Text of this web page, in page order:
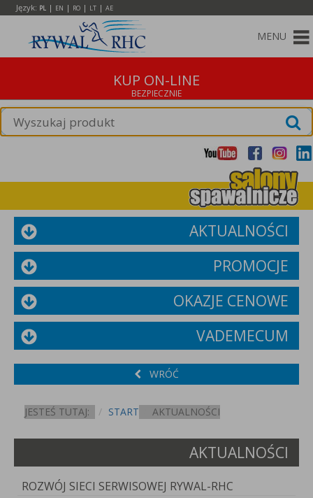
Język: PL | EN | RO | LT | AE
MENU
KUP ON-LINE
AKTUALNOŚCI
PROMOCJE
OKAZJE CENOWE
VADEMECUM
WRÓĆ
JESTEŚ TUTAJ: START AKTUALNOŚCI
AKTUALNOŚCI
ROZWÓJ SIECI SERWISOWEJ RYWAL-RHC